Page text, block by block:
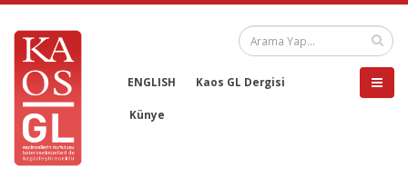
ENGLISH Kaos GL Dergisi
Künye